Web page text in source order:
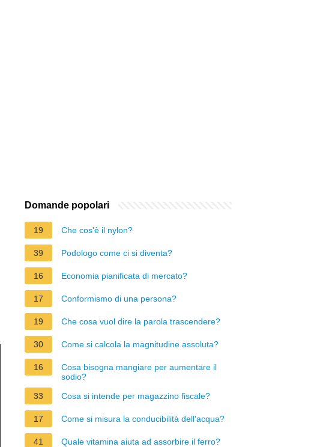
Domande popolari
19 Che cos'è il nylon?
39 Podologo come ci si diventa?
16 Economia pianificata di mercato?
17 Conformismo di una persona?
19 Che cosa vuol dire la parola trascendere?
30 Come si calcola la magnitudine assoluta?
16
Cosa bisogna mangiare per aumentare il
sodio?
33
Cosa si intende per magazzino fiscale?
17 Come si misura la conducibilità dell'acqua?
41 Quale vitamina aiuta ad assorbire il ferro?